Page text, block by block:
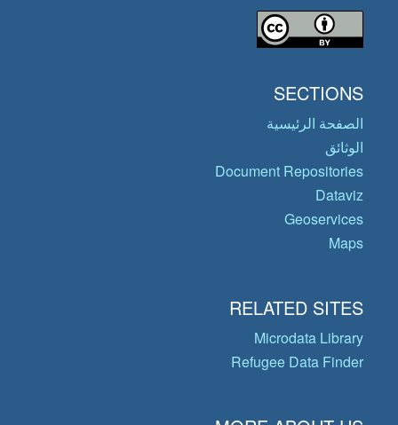
SECTIONS
الصفحة الرئيسية
الوثائق
Document Repositories
Dataviz
Geoservices
Maps
RELATED SITES
Microdata Library
Refugee Data Finder